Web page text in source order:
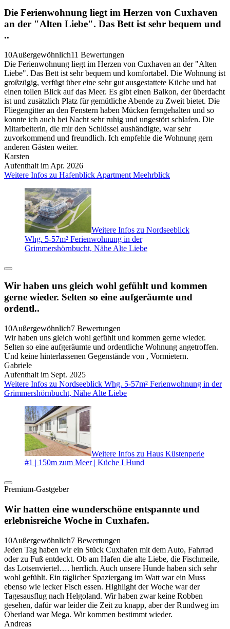
Die Ferienwohnung liegt im Herzen von Cuxhaven
an der "Alten Liebe". Das Bett ist sehr bequem und
..
10Außergewöhnlich11 Bewertungen
Die Ferienwohnung liegt im Herzen von Cuxhaven an der "Alten
Liebe". Das Bett ist sehr bequem und komfortabel. Die Wohnung ist
großzügig, verfügt über eine sehr gut ausgestattete Küche und hat
einen tollen Blick auf das Meer. Es gibt einen Balkon, der überdacht
ist und zusätzlich Platz für gemütliche Abende zu Zweit bietet. Die
Fliegengitter an den Fenstern haben Mücken ferngehalten und so
konnte ich auch bei Nacht sehr ruhig und ungestört schlafen. Die
Mitarbeiterin, die mir den Schlüssel aushändigte, war sehr
zuvorkommend und freundlich. Ich empfehle die Wohnung gern
anderen Gästen weiter.
Karsten
Aufenthalt im Apr. 2026
Weitere Infos zu Hafenblick Apartment Meehrblick
Weitere Infos zu Nordseeblick
Whg. 5-57m² Ferienwohnung in der
Grimmershörnbucht, Nähe Alte Liebe
Wir haben uns gleich wohl gefühlt und kommen
gerne wieder. Selten so eine aufgeräumte und
ordentl..
10Außergewöhnlich7 Bewertungen
Wir haben uns gleich wohl gefühlt und kommen gerne wieder.
Selten so eine aufgeräumte und ordentliche Wohnung angetroffen.
Und keine hinterlassenen Gegenstände von , Vormietern.
Gabriele
Aufenthalt im Sept. 2025
Weitere Infos zu Nordseeblick Whg. 5-57m² Ferienwohnung in der
Grimmershörnbucht, Nähe Alte Liebe
Weitere Infos zu Haus Küstenperle
#1 | 150m zum Meer | Küche I Hund
Premium-Gastgeber
Wir hatten eine wunderschöne entspannte und
erlebnisreiche Woche in Cuxhafen.
10Außergewöhnlich7 Bewertungen
Jeden Tag haben wir ein Stück Cuxhafen mit dem Auto, Fahrrad
oder zu Fuß entdeckt. Ob am Hafen die alte Liebe, die Fischmeile,
das Lotsenviertel…. herrlich. Auch unsere Hunde haben sich sehr
wohl gefühlt. Ein täglicher Spaziergang im Watt war ein Muss
ebenso wie lecker Fisch essen. Highlight der Woche war der
Tagesausflug nach Helgoland. Wir haben zwar keine Robben
gesehen, dafür war leider die Zeit zu knapp, aber der Rundweg im
Oberland war Mega. Wir kommen bestimmt wieder.
Andreas